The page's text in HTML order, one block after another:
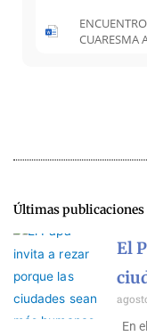
CUARESMA
Últimas publicaciones
El
En